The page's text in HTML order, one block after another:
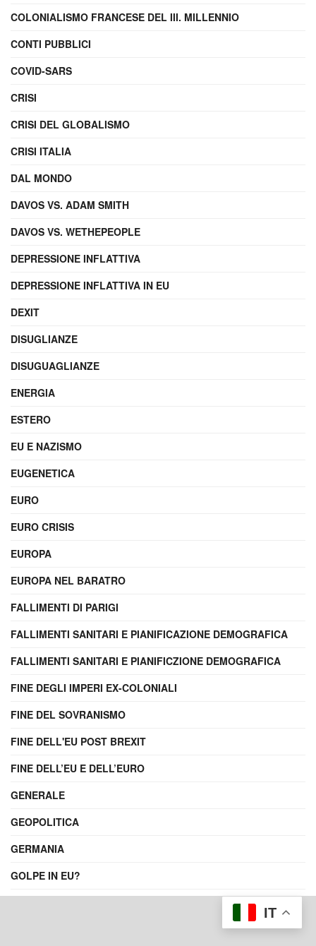
COLONIALISMO FRANCESE DEL III. MILLENNIO
CONTI PUBBLICI
COVID-SARS
CRISI
CRISI DEL GLOBALISMO
CRISI ITALIA
DAL MONDO
DAVOS VS. ADAM SMITH
DAVOS VS. WETHEPEOPLE
DEPRESSIONE INFLATTIVA
DEPRESSIONE INFLATTIVA IN EU
DEXIT
DISUGLIANZE
DISUGUAGLIANZE
ENERGIA
ESTERO
EU E NAZISMO
EUGENETICA
EURO
EURO CRISIS
EUROPA
EUROPA NEL BARATRO
FALLIMENTI DI PARIGI
FALLIMENTI SANITARI E PIANIFICAZIONE DEMOGRAFICA
FALLIMENTI SANITARI E PIANIFICZIONE DEMOGRAFICA
FINE DEGLI IMPERI EX-COLONIALI
FINE DEL SOVRANISMO
FINE DELL'EU POST BREXIT
FINE DELL’EU E DELL’EURO
GENERALE
GEOPOLITICA
GERMANIA
GOLPE IN EU?
IT